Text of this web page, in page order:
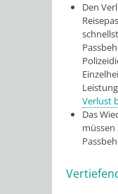
Den
Verlust
Das
müssen